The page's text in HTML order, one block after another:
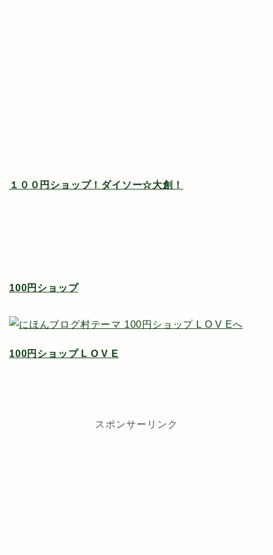
１００円ショップ！ダイソー☆大創！
100円ショップ
100円ショップ L O V E
スポンサーリンク